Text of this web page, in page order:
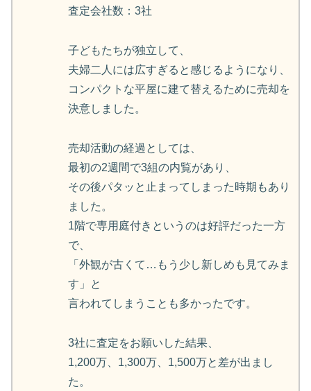
査定会社数：3社
子どもたちが独立して、
夫婦二人には広すぎると感じるようになり、
コンパクトな平屋に建て替えるために売却を
決意しました。
売却活動の経過としては、
最初の2週間で3組の内覧があり、
その後パタッと止まってしまった時期もあり
ました。
1階で専用庭付きというのは好評だった一方
で、
「外観が古くて…もう少し新しめも見てみま
す」と
言われてしまうことも多かったです。
3社に査定をお願いした結果、
1,200万、1,300万、1,500万と差が出まし
た。